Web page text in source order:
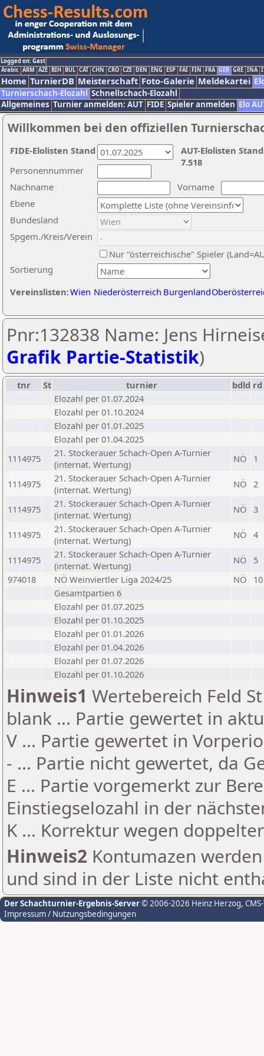
Logged on: Gast
Arabic ARM AZE BIH BUL CAT CHN CRO CZE DEN ENG ESP FAI FIN FRA GER GRE INA
Home TurnierDB Meisterschaft Foto-Galerie Meldekartei
Turnierschach-Elozahl Schnellschach-Elozahl
Allgemeines Turnier anmelden: AUT FIDE Spieler anmelden Elo
Willkommen bei den offiziellen
Nachname
Vorname
Ebene
Sortierung
Personennummer
Bundesland
Spgem./Kreis/Verein
Nur "österreichische" Spieler
Vereinslisten:Wien Niederösterreich Burgenland
AUT-Elolisten
7.518
FIDE-Elolisten Stand
Pnr:132838 Name: Jens
Grafik Partie-Statistik)
tnr St turnier bdld rd
Elozahl per 01.07.2024
Elozahl per 01.10.2024
Elozahl per 01.01.2025
Elozahl per 01.04.2025
1114975
21. Stockerauer Schach-Open A-Turnier
(internat. Wertung)
NÖ 1
1114975
21. Stockerauer Schach-Open A-Turnier
(internat. Wertung)
NÖ 2
1114975
21. Stockerauer Schach-Open A-Turnier
(internat. Wertung)
NÖ 3
1114975
21. Stockerauer Schach-Open A-Turnier
(internat. Wertung)
NÖ 4
1114975
21. Stockerauer Schach-Open A-Turnier
(internat. Wertung)
NÖ
5
974018
NÖ Weinviertler Liga 2024/25 NÖ
10
Gesamtpartien 6
Elozahl per 01.07.2025
Elozahl per 01.10.2025
Elozahl per 01.01.2026
Elozahl per 01.04.2026
Elozahl per 01.07.2026
Elozahl per 01.10.2026
Hinweis1 Wertebereich Feld
blank ... Partie gewertet in
V ... Partie gewertet in
- ... Partie nicht gewertet, da
E ... Partie vorgemerkt zur
Einstiegselozahl in der
K ... Korrektur wegen
Hinweis2 Kontumazen
und sind in der Liste nicht
Der Schachturnier-Ergebnis-Server© 2006-2026 Heinz Herzog,
Impressum / Nutzungsbedingungen